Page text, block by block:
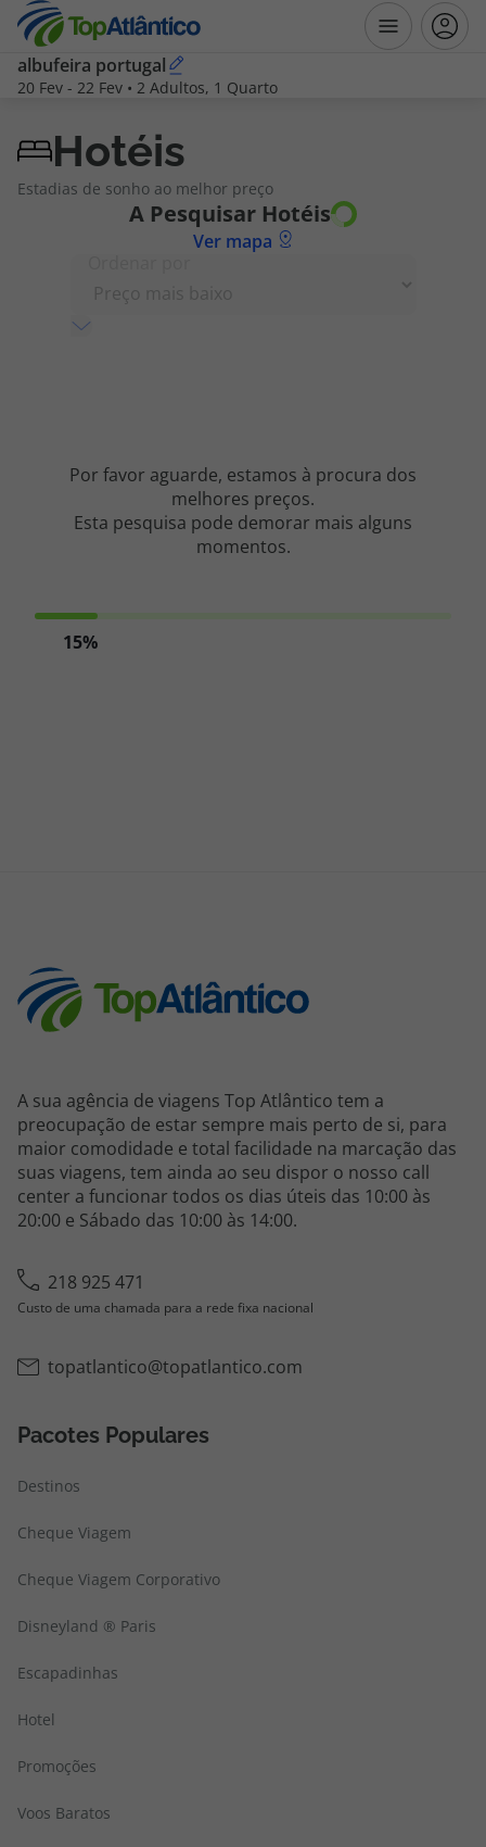
Destinos
Voos
Voos + Hotel
Escapadinhas
Cruzeiros
Especialistas
Agências
Apoio ao cliente em Portugal
218 925 471
Custo de uma chamada para a rede fixa nacional.
Apoio ao cliente no Estrangeiro
Custo de uma chamada para a rede fixa nacional.
A sua agência de viagens Top Atlântico tem a preocupação de estar
na marcação das suas viagens, tem ainda ao seu dispor o nosso call
center a funcionar todos os dias úteis das 10:00 às 20:00 e Sábado
albufeira portugal
20 Fev - 22 Fev • 2 Adultos, 1 Quarto
Hotéis
Estadias de sonho ao melhor preço
A Pesquisar Hotéis
Ver mapa
Por favor aguarde, estamos à procura dos
melhores preços.
Esta pesquisa pode demorar mais alguns
momentos.
15%
A sua agência de viagens Top Atlântico tem a
preocupação de estar sempre mais perto de si, para
maior comodidade e total facilidade na marcação das
suas viagens, tem ainda ao seu dispor o nosso call
center a funcionar todos os dias úteis das 10:00 às
20:00 e Sábado das 10:00 às 14:00.
218 925 471
Custo de uma chamada para a rede fixa nacional
topatlantico@topatlantico.com
Pacotes Populares
Destinos
Cheque Viagem
Cheque Viagem Corporativo
Disneyland ® Paris
Escapadinhas
Hotel
Promoções
Voos Baratos